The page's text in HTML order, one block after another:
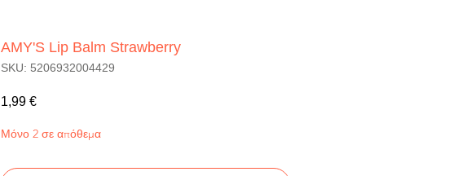
AMY'S Lip Balm Strawberry
SKU: 5206932004429
1,99 €Τιμή
Μόνο 2 σε απόθεμα